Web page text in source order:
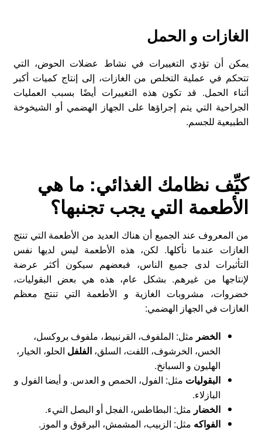
الغازات و الحمل
يمكن أن تؤدي التغييرات في نشاط عضلات الحوض، التي
تتحكم في عملية التخلص من الغازات، إلى إنتاج كميات أكبر
أثناء الحمل. قد تكون هذه التغييرات أيضًا بسبب العمليات
الجراحية التي يتم إجراؤها على الجهاز الهضمي أو الشيخوخة
الطبيعية للجسم.
كيِّف نظامك الغذائي: ما هي
الأطعمة التي يجب تجنبها؟
من المعروف عند الجميع أن هناك العديد من الأطعمة التي تنتج
الغازات عندما نأكلها. لكن، هذه الأطعمة ليس لديها نفس
التأثيرات لدى جميع الناس، فبعضهم سيكون أكثر عرضة
لإنتاجها من غيرهم. بشكل عام، هذه هي بعض البقوليات،
خضروات، مشروبات الغازية و الأطعمة التي تنتج معظم
الغازات في الجهاز الهضمي:
الخضر مثل: الملفوف، القرنبيط، ملفوف بروكسل،
الخس، الخرشوف، اللفت، السلق، الفلفل الحلو، الخيار،
الهليون و السبانخ.
البقوليات مثل: الفول، الحمص و العدس. و أيضا الفول و
البازلاء.
الخضار مثل: البطاطس، الفجل أو البصل النيء.
الفواكه مثل: الزبيب، المشمش، البرقوق و الموز.